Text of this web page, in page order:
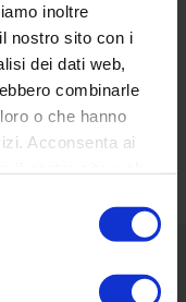
inoltre
nostro sito con i
dei dati web,
combinarle
o che hanno
Acconsenta ai
recensione